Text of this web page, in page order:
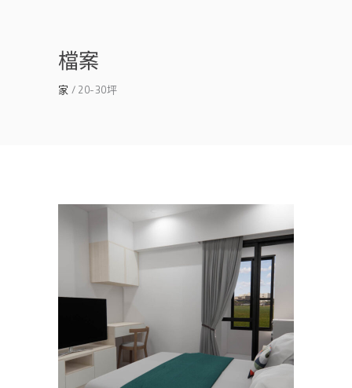
檔案
家 20-30坪
台南套房裝潢｜善化商業空間
設計｜宇成商旅
主臥/公寓/大樓 室內設計 / 書房